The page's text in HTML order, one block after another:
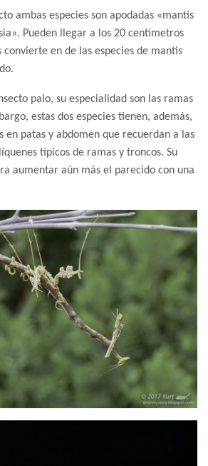
ambas especies son apodadas «mantis
Pueden llegar a los 20 centímetros
en de las especies de mantis
palo, su especialidad son las ramas
estas dos especies tienen, además,
en patas y abdomen que recuerdan a las
típicos de ramas y troncos. Su
aumentar aún más el parecido con una